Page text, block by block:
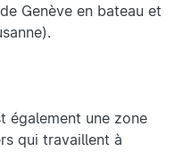
Genève en bateau et
également une zone
qui travaillent à